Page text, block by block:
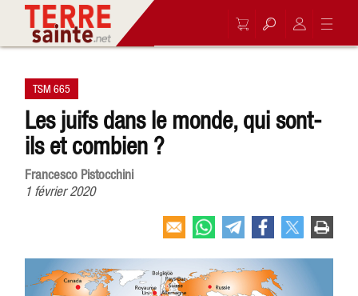
TSM 665
Les juifs dans le monde, qui sont-
ils et combien ?
Francesco Pistocchini
1 février 2020